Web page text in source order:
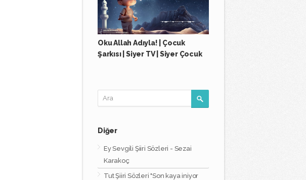
Oku Allah Adıyla! | Çocuk
Şarkısı | Siyer TV | Siyer Çocuk
Diğer
Ey Sevgili Şiiri Sözleri - Sezai
Karakoç
Tut Şiiri Sözleri "Son kaya iniyor